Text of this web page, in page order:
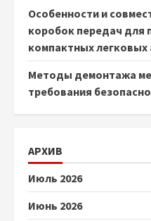
Особенности и
коробок передач для
компактных
Методы демонтажа
требования
АРХИВ
Июль 2026
Июнь 2026